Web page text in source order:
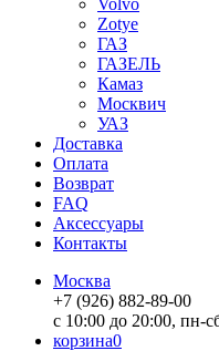
Volvo
Zotye
ГАЗ
ГАЗЕЛЬ
Камаз
Москвич
УАЗ
Доставка
Оплата
Возврат
FAQ
Аксессуары
Контакты
Москва
+7 (926) 882-89-00
с 10:00 до 20:00, пн-
корзина0